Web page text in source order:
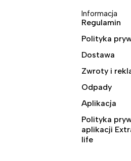
Informacja
Regulamin
Polityka
Dostawa
Zwroty i
Odpady
Aplikacja
Polityka
aplikacji
life